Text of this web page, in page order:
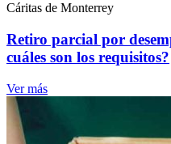
Cáritas de Monterrey
Retiro parcial por
cuáles son los requisitos?
Ver más